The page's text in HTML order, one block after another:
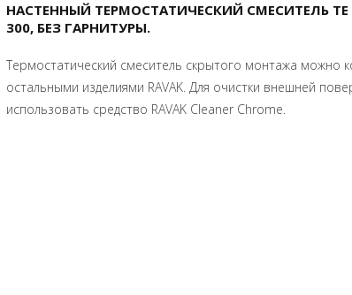
НАСТЕННЫЙ ТЕРМОСТАТИЧЕСКИЙ СМЕСИТЕЛЬ TE
300, БЕЗ ГАРНИТУРЫ.
Термостатический смеситель скрытого монтажа можно
остальными изделиями RAVAK. Для очистки внешней
использовать средство RAVAK Cleaner Chrome.